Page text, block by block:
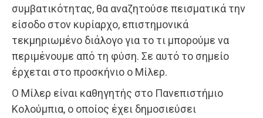
συμβατικότητας, θα αναζητούσε πεισματικά την
είσοδο στον κυρίαρχο, επιστημονικά
τεκμηριωμένο διάλογο για το τι μπορούμε να
περιμένουμε από τη φύση. Σε αυτό το σημείο
έρχεται στο προσκήνιο ο Μίλερ.
Ο Μίλερ είναι καθηγητής στο Πανεπιστήμιο
Κολούμπια, ο οποίος έχει δημοσιεύσει